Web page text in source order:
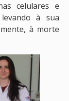
celulares e
à sua
à morte